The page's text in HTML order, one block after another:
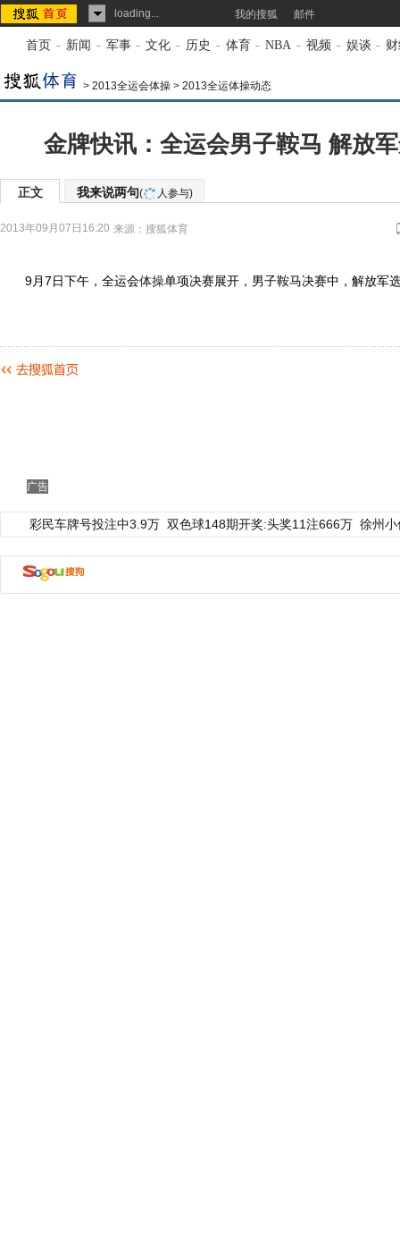
loading... 我的搜狐 邮件
首页 - 新闻 - 军事 - 文化 - 历史 - 体育 - NBA - 视频 - 娱谈 -
> 2013全运会体操 > 2013全运体操动态
金牌快讯：全运会男子鞍马 解放
正文 我来说两句( 人参与)
2013年09月07日16:20 来源： 搜狐体育
9月7日下午，全运会体操单项决赛展开，男子鞍马决赛中，解放军
广告
彩民车牌号投注中3.9万 双色球148期开奖:头奖11注666万 徐州